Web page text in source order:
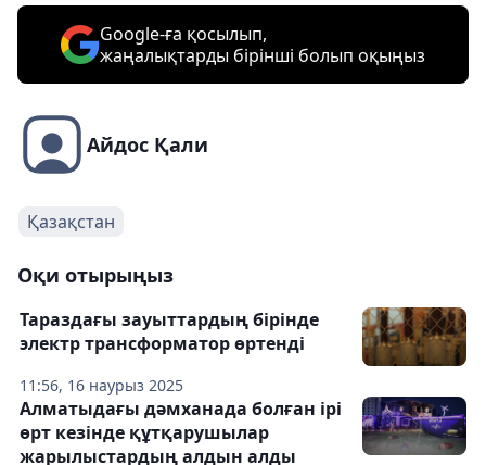
Google-ға қосылып,
жаңалықтарды бірінші болып оқыңыз
Айдос Қали
Қазақстан
Оқи отырыңыз
11:56, 16 наурыз 2025
Тараздағы зауыттардың бірінде
электр трансформатор өртенді
Алматыдағы дәмханада болған ірі
өрт кезінде құтқарушылар
жарылыстардың алдын алды